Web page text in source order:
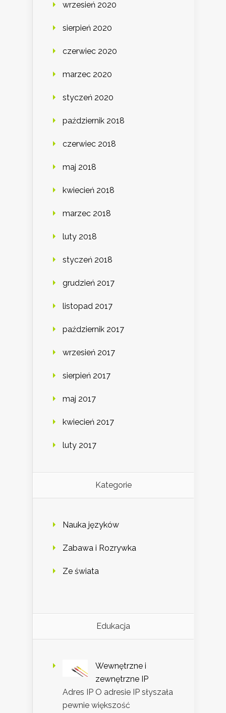
wrzesień 2020
sierpień 2020
czerwiec 2020
marzec 2020
styczeń 2020
październik 2018
czerwiec 2018
maj 2018
kwiecień 2018
marzec 2018
luty 2018
styczeń 2018
grudzień 2017
listopad 2017
październik 2017
wrzesień 2017
sierpień 2017
maj 2017
kwiecień 2017
luty 2017
Kategorie
Nauka języków
Zabawa i Rozrywka
Ze świata
Edukacja
Wewnętrzne i
zewnętrzne IP
Adres IP O adresie IP słyszała
pewnie większość